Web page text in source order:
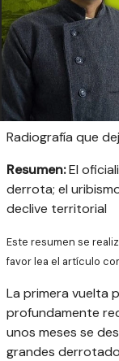
Radiografía que
Resumen:El
derrota; el
declive territorial
Este resumen se
favor lea el artículo
La primera vuelta
profundamente
unos meses se
grandes